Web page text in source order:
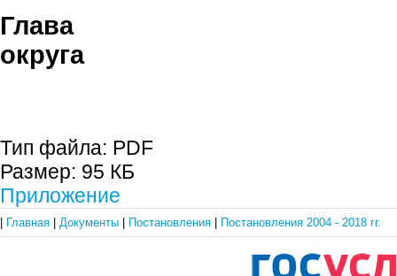
Глава
округа С.П.
Тип файла: PDF
Размер: 95 КБ
Приложение
Главная Документы Постановления Постановления 2004 - 2018 гг.